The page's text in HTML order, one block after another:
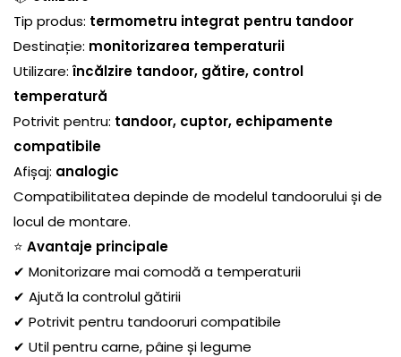
Tip produs: termometru integrat pentru tandoor
Destinație: monitorizarea temperaturii
Utilizare: încălzire tandoor, gătire, control
temperatură
Potrivit pentru: tandoor, cuptor, echipamente
compatibile
Afișaj: analogic
Compatibilitatea depinde de modelul tandoorului și de
locul de montare.
⭐ Avantaje principale
✔ Monitorizare mai comodă a temperaturii
✔ Ajută la controlul gătirii
✔ Potrivit pentru tandooruri compatibile
✔ Util pentru carne, pâine și legume